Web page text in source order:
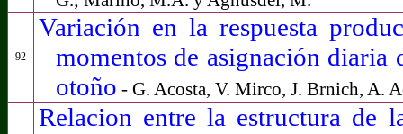
92
Variación en la respuesta
momentos de asignación
otoño - G. Acosta, V. Mirco, J. Brnich, A.
Relacion entre la estructura de